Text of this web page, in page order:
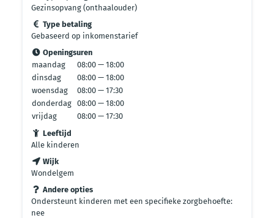
Gezinsopvang (onthaalouder)
Type betaling
Gebaseerd op inkomenstarief
Openingsuren
maandag
08:00 — 18:00
dinsdag
08:00 — 18:00
woensdag
08:00 — 17:30
donderdag 08:00 — 18:00
vrijdag
08:00 — 17:30
Leeftijd
Alle kinderen
Wijk
Wondelgem
Andere opties
Ondersteunt kinderen met een specifieke zorgbehoefte:
nee